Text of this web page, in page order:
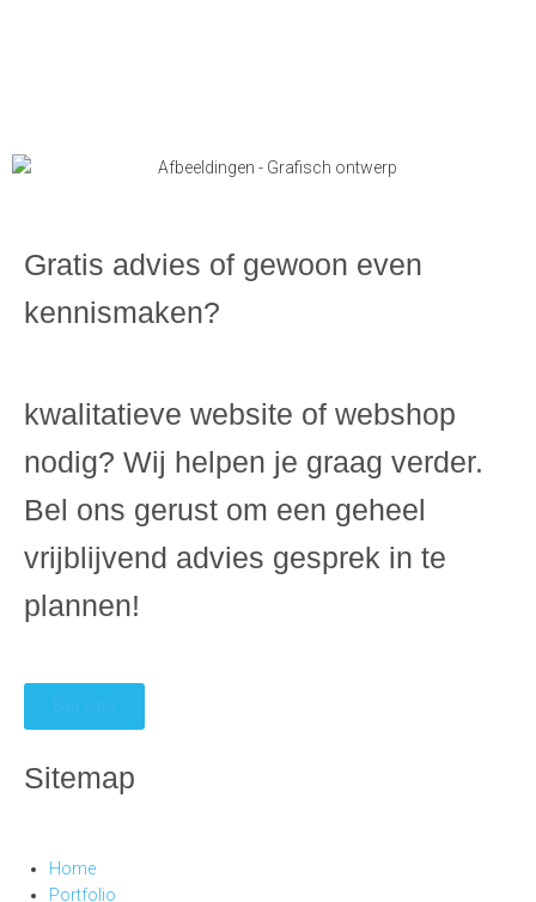
Gratis advies of gewoon even
kennismaken?
kwalitatieve website of webshop
nodig? Wij helpen je graag verder.
Bel ons gerust om een geheel
vrijblijvend advies gesprek in te
plannen!
Sitemap
Home
Portfolio